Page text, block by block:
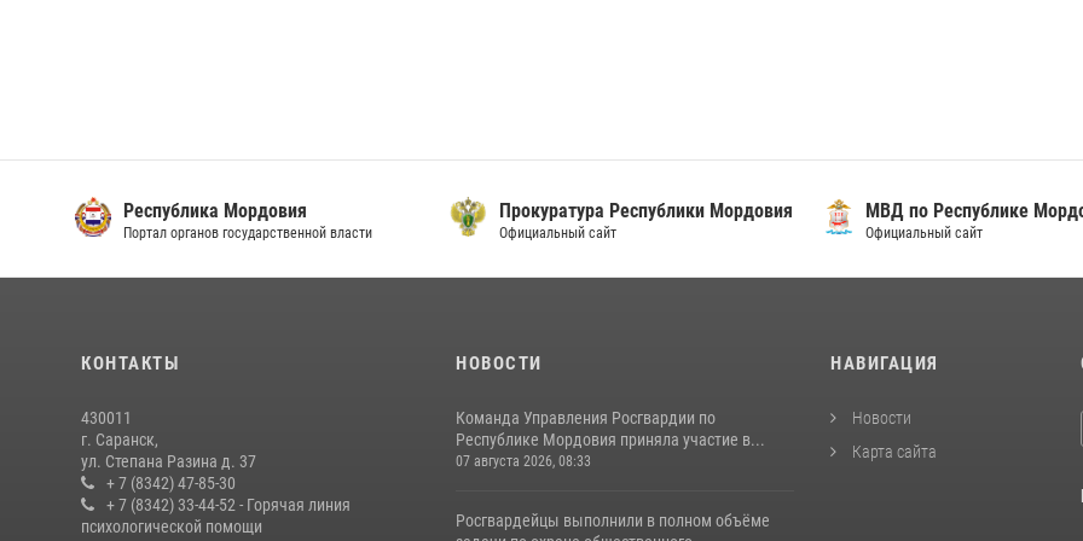
Республика Мордовия
Портал органов государственной власти
Прокуратура Республики Мордовия
Официальный сайт
МВД по Республике
Официальный сайт
КОНТАКТЫ
430011
г. Саранск,
ул. Степана Разина д. 37
+ 7 (8342) 47-85-30
+ 7 (8342) 33-44-52 - Горячая линия
психологической помощи
НОВОСТИ
Команда Управления Росгвардии по
Республике Мордовия приняла участие в...
07 августа 2026, 08:33
Росгвардейцы выполнили в полном объёме
НАВИГАЦИЯ
Новости
Карта сайта